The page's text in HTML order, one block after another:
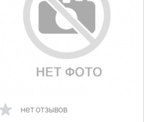
нет отзывов